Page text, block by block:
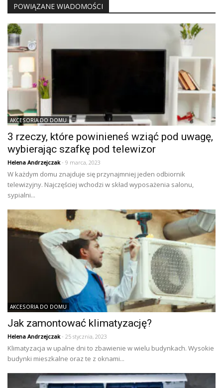
POWIĄZANE WIADOMOŚCI
AKCESORIA DO DOMU
3 rzeczy, które powinieneś wziąć pod uwagę,
wybierając szafkę pod telewizor
Helena Andrzejczak- 9 marca, 2023
W każdym domu znajduje się przynajmniej jeden odbiornik
telewizyjny. Najczęściej wchodzi w skład wyposażenia salonu,
sypialni...
AKCESORIA DO DOMU
Jak zamontować klimatyzację?
Helena Andrzejczak- 25 stycznia, 2023
Klimatyzacja w upalne dni to zbawienie w wielu budynkach. Wysokie
budynki mieszkalne oraz te z oknami...